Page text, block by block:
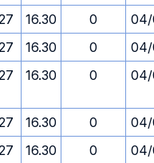
16.30 0
04/
16.30 0
04/
16.30 0 04/
16.30 0
04/
16.30 0
04/